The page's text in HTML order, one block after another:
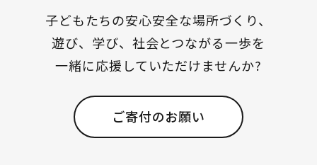
子どもたちの安心安全な場所づくり、
遊び、学び、社会とつながる一歩を
一緒に応援していただけませんか?
ご寄付のお願い